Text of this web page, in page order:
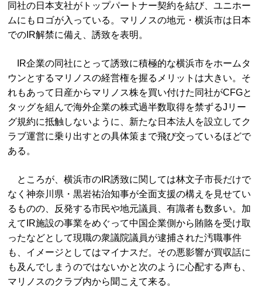
同社の日本支社がトップパートナー契約を結び、ユニホー
ムにもロゴが入っている。マリノスの地元・横浜市は日本
でのIR解禁に備え、誘致を表明。
IR企業の同社にとって誘致に積極的な横浜市をホームタ
ウンとするマリノスの経営権を握るメリットは大きい。そ
れもあって日産からマリノス株を買い付けた同社がCFGと
タッグを組んで海外企業の株式過半数取得を禁ずるJリー
グ規約に抵触しないように、新たな日本法人を設立してク
ラブ運営に乗り出すとの具体策まで飛び交っているほどで
ある。
ところが、横浜市のIR誘致に関しては林文子市長だけで
なく神奈川県・黒岩祐治知事が全面支援の構えを見せてい
るものの、反発する市民や地元議員、有識者も数多い。加
えてIR施設の事業をめぐって中国企業側から賄賂を受け取
ったなどとして現職の衆議院議員が逮捕された汚職事件
も、イメージとしてはマイナスだ。その悪影響が買収話に
も及んでしまうのではないかと次のように心配する声も、
マリノスのクラブ内から聞こえて来る。